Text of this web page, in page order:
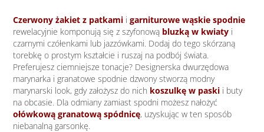
Czerwony żakiet z patkami igarniturowe wąskie spodnie
rewelacyjnie komponują się z szyfonową bluzką w kwiaty i
czarnymi czółenkami lub jazzówkami. Dodaj do tego skórzaną
torebkę o prostym kształcie i ruszaj na podbój świata.
Preferujesz ciemniejsze tonacje? Designerska dwurzędowa
marynarka i granatowe spodnie dzwony stworzą modny
marynarski look, gdy założysz do nich koszulkę w paski i buty
na obcasie. Dla odmiany zamiast spodni możesz nałożyć
ołówkową granatową spódnicę, uzyskując w ten sposób
niebanalną garsonkę.